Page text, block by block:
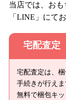
当店では、おも
「LINE」にて
宅配査定
宅配査定は、
手続きが行えま
無料で梱包キ